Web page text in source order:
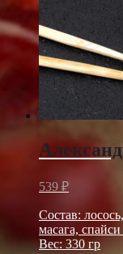
539 ₽
Состав:
масага,
Вес: 330 гр